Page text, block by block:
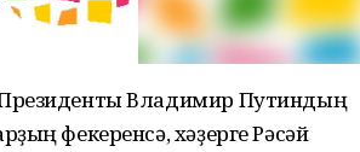
Президенты Владимир Путиндың
фекеренсә, хәҙерге Рәсәй